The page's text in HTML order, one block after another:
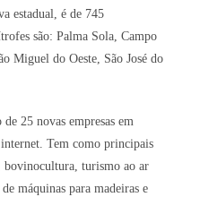
estadual, é de 745
são: Palma Sola, Campo
Miguel do Oeste, São José do
25 novas empresas em
Tem como principais
bovinocultura, turismo ao ar
máquinas para madeiras e